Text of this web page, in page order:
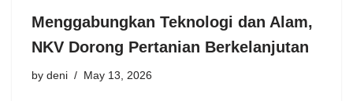
Menggabungkan Teknologi dan Alam,
NKV Dorong Pertanian Berkelanjutan
by deni May 13, 2026